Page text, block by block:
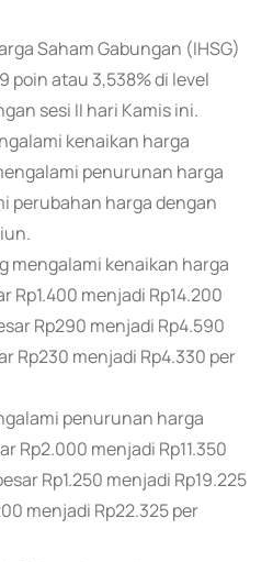
Saham Gabungan (IHSG)
poin atau 3,538% di level
sesi II hari Kamis ini.
kenaikan harga
penurunan harga
perubahan harga dengan
mengalami kenaikan harga
Rp1.400 menjadi Rp14.200
Rp290 menjadi Rp4.590
Rp230 menjadi Rp4.330 per
penurunan harga
Rp2.000 menjadi Rp11.350
Rp1.250 menjadi Rp19.225
menjadi Rp22.325 per